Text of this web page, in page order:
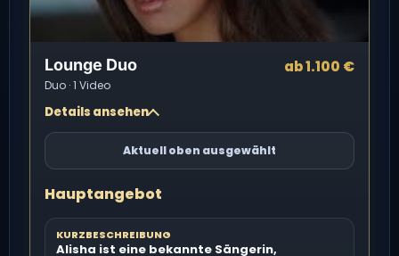
Lounge Duo
Duo · 1 Video
ab 1.100 €
Details ansehen
Aktuell oben ausgewählt
Hauptangebot
KURZBESCHREIBUNG
Alisha ist eine bekannte Sängerin,